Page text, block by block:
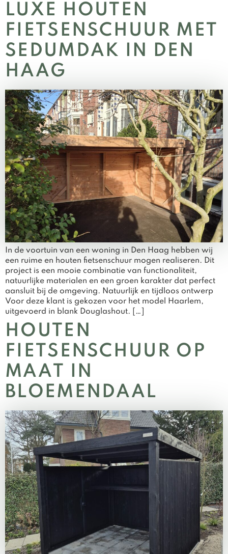
LUXE HOUTEN
FIETSENSCHUUR MET
SEDUMDAK IN DEN
HAAG
In de voortuin van een woning in Den Haag hebben wij
een ruime en houten fietsenschuur mogen realiseren. Dit
project is een mooie combinatie van functionaliteit,
natuurlijke materialen en een groen karakter dat perfect
aansluit bij de omgeving. Natuurlijk en tijdloos ontwerp
Voor deze klant is gekozen voor het model Haarlem,
uitgevoerd in blank Douglashout. […]
HOUTEN
FIETSENSCHUUR OP
MAAT IN
BLOEMENDAAL